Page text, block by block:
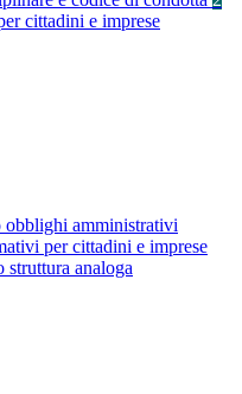
cittadini e imprese
obblighi amministrativi
per cittadini e imprese
analoga